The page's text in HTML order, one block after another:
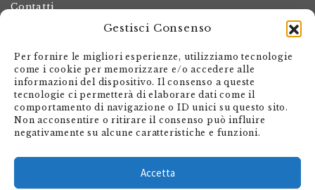
Gestisci Consenso
Per fornire le migliori esperienze, utilizziamo tecnologie
come i cookie per memorizzare e/o accedere alle
informazioni del dispositivo. Il consenso a queste
tecnologie ci permetterà di elaborare dati come il
comportamento di navigazione o ID unici su questo sito.
Non acconsentire o ritirare il consenso può influire
negativamente su alcune caratteristiche e funzioni.
Accetta
Contatti
Termini e condizioni
Spese di spedizione
Politica dei resi
Informativa sulla privacy
Il mio account
Carrello
Via Giovanni Antonio Orelli 29
Casella postale 563